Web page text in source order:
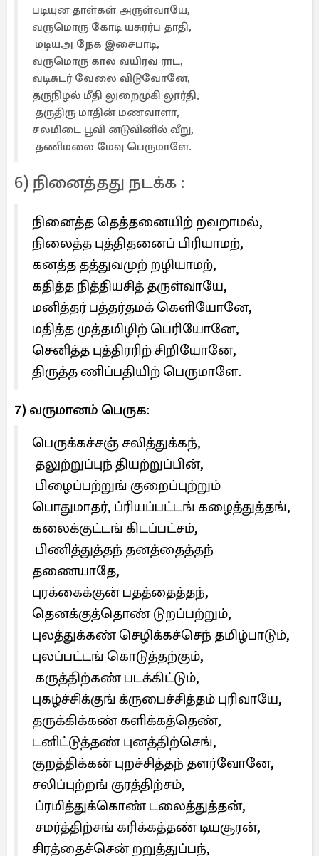
படியுன தாள்கள் அருள்வாயே,
வருமொரு கோடி யசுரர்ப தாதி,
மடியஅ நேக இசைபாடி,
வருமொரு கால வயிரவ ராட,
வடிசுடர் வேலை விடுவோனே,
தருநிழல் மீதி லுறைமுகி லூர்தி,
தருதிரு மாதின் மணவாளா,
சலமிடை பூவி னடுவினில் வீறு,
தணிமலை மேவு பெருமாளே.
6) நினைத்தது நடக்க :
நினைத்த தெத்தனையிற் றவறாமல்,
நிலைத்த புத்திதனைப் பிரியாமற்,
கனத்த தத்துவமுற் றழியாமற்,
கதித்த நித்தியசித் தருள்வாயே,
மனித்தர் பத்தர்தமக் கெளியோனே,
மதித்த முத்தமிழிற் பெரியோனே,
செனித்த புத்திரரிற் சிறியோனே,
திருத்த ணிப்பதியிற் பெருமாளே.
7) வருமானம் பெருக:
பெருக்கச்சஞ் சலித்துக்கந்,
தலுற்றுப்புந் தியற்றுப்பின்,
பிழைப்பற்றுங் குறைப்புற்றும்
பொதுமாதர், ப்ரியப்பட்டங் கழைத்துத்தங்,
கலைக்குட்டங் கிடப்பட்சம்,
பிணித்துத்தந் தனத்தைத்தந்
தணையாதே,
புரக்கைக்குன் பதத்தைத்தந்,
தெனக்குத்தொண் டுறப்பற்றும்,
புலத்துக்கண் செழிக்கச்செந் தமிழ்பாடும்,
புலப்பட்டங் கொடுத்தற்கும்,
கருத்திற்கண் படக்கிட்டும்,
புகழ்ச்சிக்குங் க்ருபைச்சித்தம் புரிவாயே,
தருக்கிக்கண் களிக்கத்தெண்,
டனிட்டுத்தண் புனத்திற்செங்,
குறத்திக்கன் புறச்சித்தந் தளர்வோனே,
சலிப்புற்றங் குரத்திற்சம்,
ப்ரமித்துக்கொண் டலைத்துத்தன்,
சமர்த்திற்சங் கரிக்கத்தண் டியசூரன்,
சிரத்தைச்சென் றறுத்துப்பந்,